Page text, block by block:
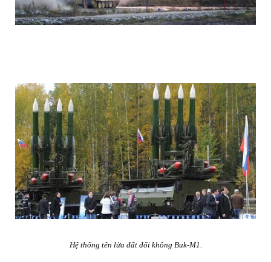
Hệ thống tên lửa đất đối không Buk-M1.